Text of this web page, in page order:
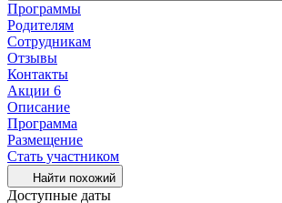
Программы
Родителям
Сотрудникам
Отзывы
Контакты
Акции 6
Описание
Программа
Размещение
Стать участником
Найти похожий
Доступные даты